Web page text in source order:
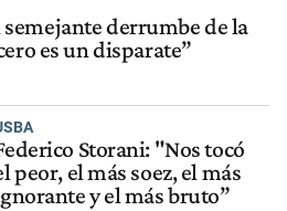
derrumbe de la
es un disparate”
Storani: "Nos tocó
peor, el más soez, el más
y el más bruto”